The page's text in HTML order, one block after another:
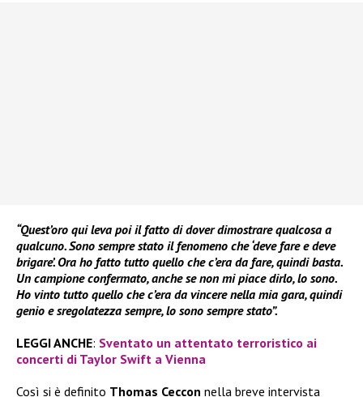
“Quest’oro qui leva poi il fatto di dover dimostrare qualcosa a
qualcuno. Sono sempre stato il fenomeno che ‘deve fare e deve
brigare’. Ora ho fatto tutto quello che c’era da fare, quindi basta.
Un campione confermato, anche se non mi piace dirlo, lo sono.
Ho vinto tutto quello che c’era da vincere nella mia gara, quindi
genio e sregolatezza sempre, lo sono sempre stato”.
LEGGI ANCHE: Sventato un attentato terroristico ai
concerti di Taylor Swift a Vienna
Così si è definito Thomas Ceccon nella breve intervista